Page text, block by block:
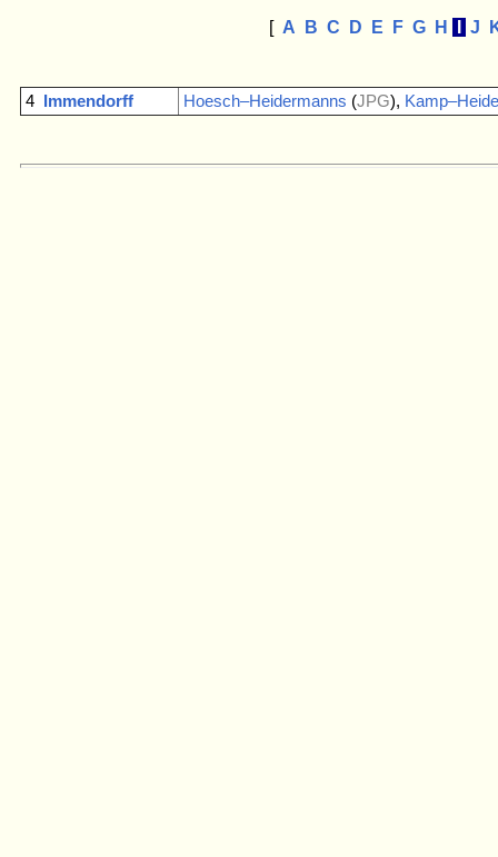
[ A B C D E F G H J
4 Immendorff Hoesch–Heidermanns (JPG),